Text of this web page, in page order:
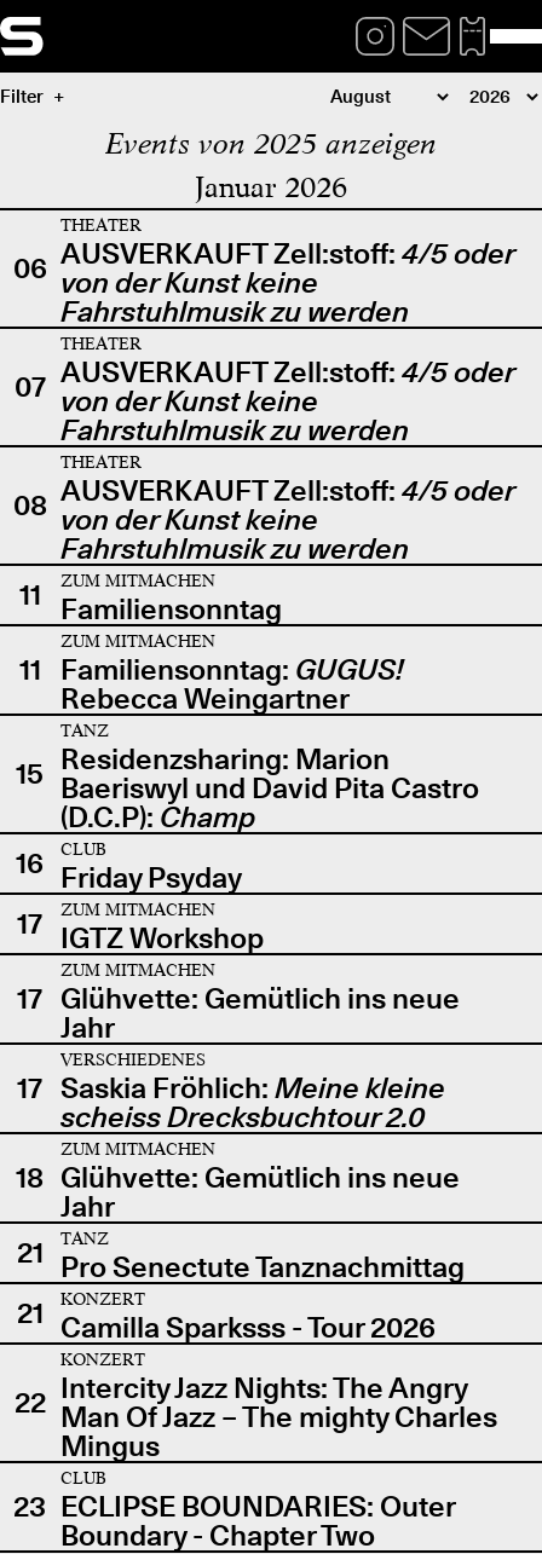
Filter
Events von 2025 anzeigen
Januar 2026
06
THEATER
AUSVERKAUFT Zell:stoff: 4/5 oder
von der Kunst keine
Fahrstuhlmusik zu werden
07
THEATER
AUSVERKAUFT Zell:stoff: 4/5 oder
von der Kunst keine
Fahrstuhlmusik zu werden
08
THEATER
AUSVERKAUFT Zell:stoff: 4/5 oder
von der Kunst keine
Fahrstuhlmusik zu werden
11
ZUM MITMACHEN
Familiensonntag
11
ZUM MITMACHEN
Familiensonntag: GUGUS!
Rebecca Weingartner
15
TANZ
Residenzsharing: Marion
Baeriswyl und David Pita Castro
(D.C.P): Champ
16
CLUB
Friday Psyday
17
ZUM MITMACHEN
IGTZ Workshop
17
ZUM MITMACHEN
Glühvette: Gemütlich ins neue
Jahr
17
VERSCHIEDENES
Saskia Fröhlich: Meine kleine
scheiss Drecksbuchtour 2.0
18
ZUM MITMACHEN
Glühvette: Gemütlich ins neue
Jahr
21
TANZ
Pro Senectute Tanznachmittag
21
KONZERT
Camilla Sparksss - Tour 2026
22
KONZERT
Intercity Jazz Nights: The Angry
Man Of Jazz – The mighty Charles
Mingus
23
CLUB
ECLIPSE BOUNDARIES: Outer
Boundary - Chapter Two